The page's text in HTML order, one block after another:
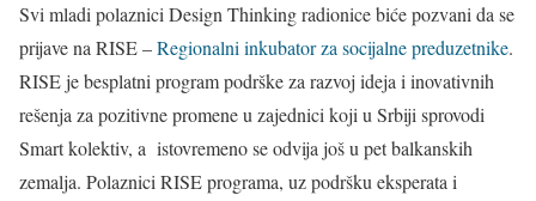
Svi mladi polaznici Design Thinking radionice biće pozvani da se
prijave na RISE –Regionalni inkubator za socijalne preduzetnike.
RISE jebesplatni program podrške za razvoj ideja i inovativnih
rešenja za pozitivne promene u zajednici koji u Srbiji sprovodi
Smart kolektiv, a istovremeno se odvija još u pet balkanskih
zemalja. Polaznici RISE programa, uz podršku eksperata i